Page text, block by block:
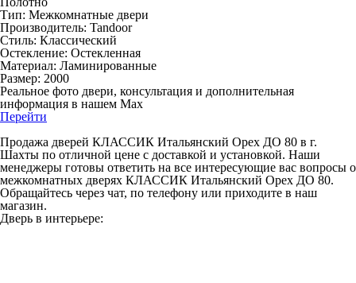
Тип: Межкомнатные двери
Производитель: Tandoor
Стиль: Классический
Остекление: Остекленная
Материал: Ламинированные
Размер: 2000
Реальное фото двери, консультация и дополнительная
информация в нашем Max
Перейти
Продажа дверей КЛАССИК Итальянский Орех ДО 80 в г.
Шахты по отличной цене с доставкой и установкой. Наши
менеджеры готовы ответить на все интересующие вас вопросы о
межкомнатных дверях КЛАССИК Итальянский Орех ДО 80.
Обращайтесь через чат, по телефону или приходите в наш
магазин.
Дверь в интерьере: